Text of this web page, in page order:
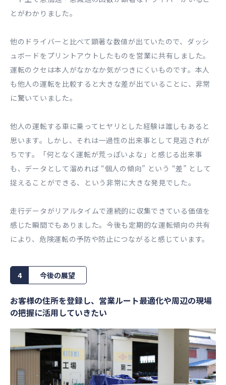
とがわかりました。
他のドライバーと比べて顕著な数値が出ていたので、ダッシ
ュボードをプリントアウトしたものを営業に共有しました。
運転のクセは本人がなかなか気がつきにくいものです。本人
も他人の運転を比較すると大きな差が出ていることに、非常
に驚いていました。
他人の運転する車に乗ってヒヤリとした経験は誰しもあると
思います。しかし、それは一過性の出来事として見逃されが
ちです。「何となく運転が荒っぽいよな」と感じる出来事
も、データとして溜めれば “個人の傾向” という “差” として
捉えることができる、という非常に大きな発見でした。
走行データがリアルタイムで連続的に収集できている価値を
感じた瞬間でもありました。今後も定期的な運転傾向の共有
により、危険運転の予防や防止につながると感じています。
4 今後の展望
お客様の住所を登録し、営業ルート最適化や周辺の現場
の把握に活用していきたい